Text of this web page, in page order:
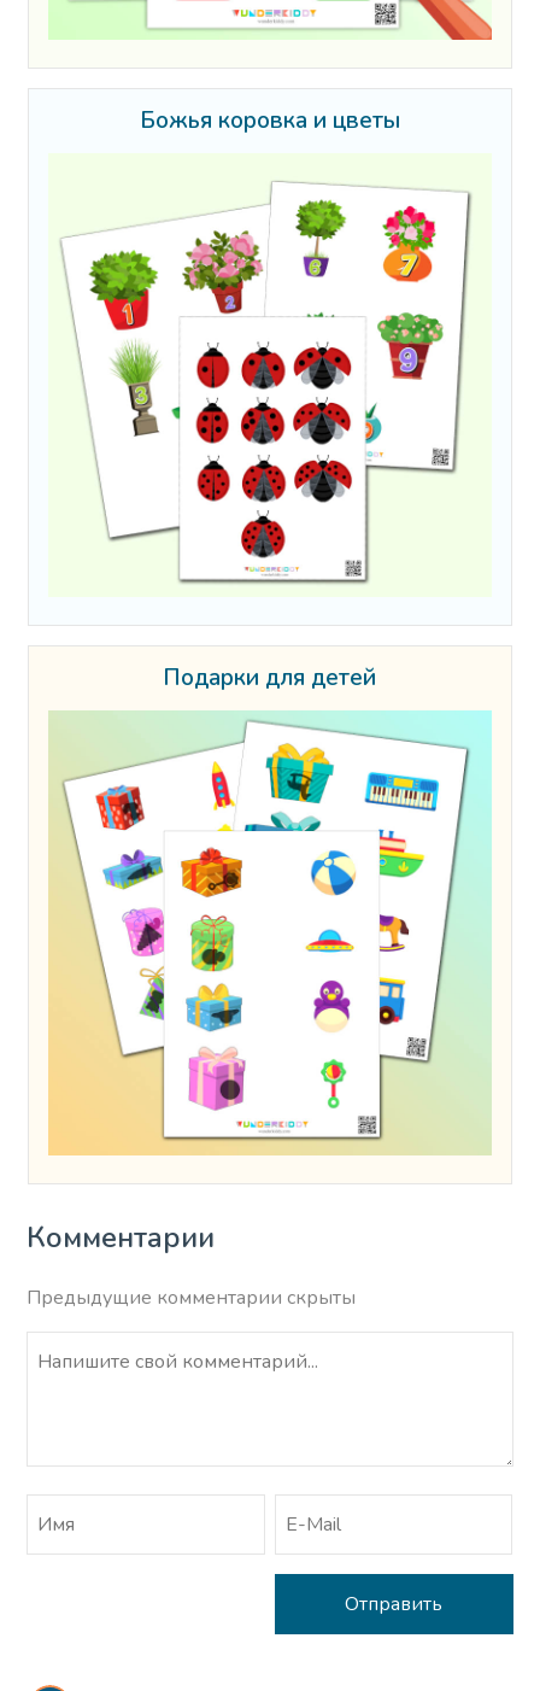
Божья коровка и цветы
Подарки для детей
Комментарии
Предыдущие комментарии скрыты